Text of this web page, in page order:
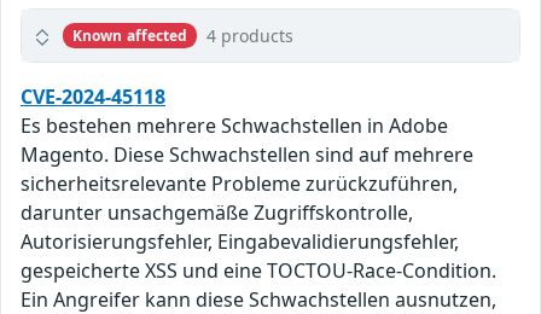
Known affected 4 products
CVE-2024-45118
Es bestehen mehrere Schwachstellen in Adobe
Magento. Diese Schwachstellen sind auf mehrere
sicherheitsrelevante Probleme zurückzuführen,
darunter unsachgemäße Zugriffskontrolle,
Autorisierungsfehler, Eingabevalidierungsfehler,
gespeicherte XSS und eine TOCTOU-Race-Condition.
Ein Angreifer kann diese Schwachstellen ausnutzen,